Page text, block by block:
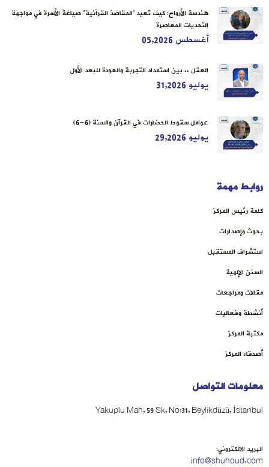
هندسة الأرواح: كيف تُعيد “المقاصدُ القرآنية” صياغةَ الأسرة في مواجهة
التحديات المعاصرة
أغسطس 05,2026
العقل .. بين استمداد التجربة والعودة للبعد الأول
يوليو 31,2026
عوامل سقوط الحضارات في القرآن والسنة (6-6)
يوليو 29,2026
روابط مهمة
كلمة رئيس المركز
بحوث وإصدارات
استشراف المستقبل
السنن الإلهية
مقالات ومراجعات
أنشطة وفعاليات
مكتبة المركز
أصدقاء المركز
معلومات التواصل
Yakuplu Mah, 59 Sk, No:31, Beylikdüzü, İstanbul
البريد الالكتروني:
info@shuhoud.com